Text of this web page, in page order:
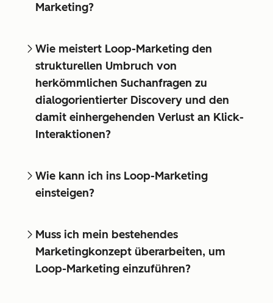
Marketing?
Wie meistert Loop-Marketing den
strukturellen Umbruch von
herkömmlichen Suchanfragen zu
dialogorientierter Discovery und den
damit einhergehenden Verlust an Klick-
Interaktionen?
Wie kann ich ins Loop-Marketing
einsteigen?
Muss ich mein bestehendes
Marketingkonzept überarbeiten, um
Loop-Marketing einzuführen?